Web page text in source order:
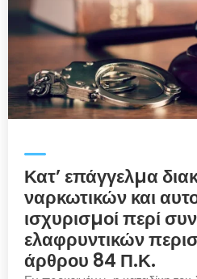
Κατ’ επάγγελµα
ναρκωτικών και
ισχυρισµοί περί
ελαφρυντικών
άρθρου 84 Π.Κ.